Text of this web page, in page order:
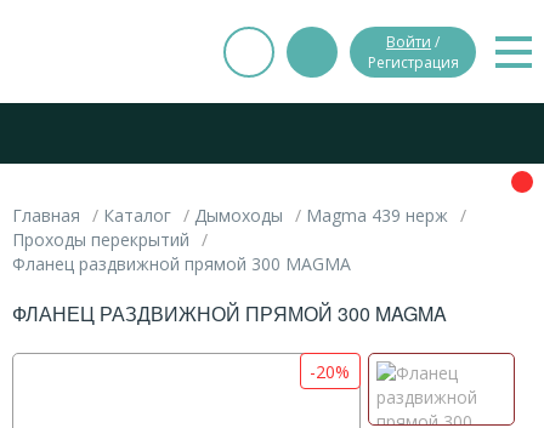
Войти /
Регистрация
Главная Каталог Дымоходы
Magma 439 нерж
Проходы перекрытий
Фланец раздвижной прямой 300 MAGMA
ФЛАНЕЦ РАЗДВИЖНОЙ ПРЯМОЙ 300 MAGMA
-20%